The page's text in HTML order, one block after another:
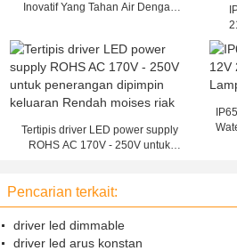
Inovatif Yang Tahan Air Dengan
Tertipis driver LED power supply
ROHS AC 170V - 250V untuk
Pencarian terkait:
driver led dimmable
driver led arus konstan